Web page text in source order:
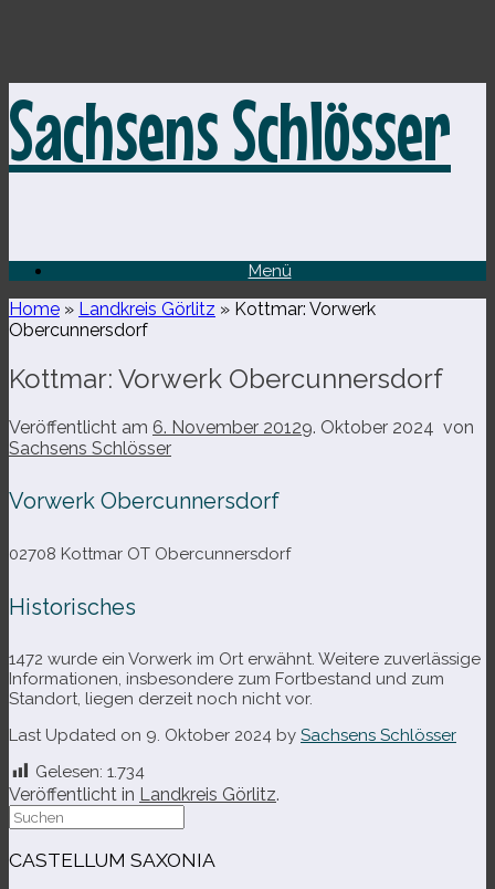
Inhalt
springen
Sachsens Schlösser
Menü
Home » Landkreis Görlitz » Kottmar: Vorwerk
Obercunnersdorf
Kottmar: Vorwerk Obercunnersdorf
Veröffentlicht am 6. November 20129. Oktober 2024 von
Sachsens Schlösser
Vorwerk Obercunnersdorf
02708 Kottmar OT Obercunnersdorf
Historisches
1472 wurde ein Vorwerk im Ort erwähnt. Weitere zuver­läs­sige
Informationen, ins­be­son­dere zum Fortbestand und zum
Standort, lie­gen der­zeit noch nicht vor.
Last Updated on 9. Oktober 2024 by Sachsens Schlösser
Gelesen: 1.734
Veröffentlicht in Landkreis Görlitz.
Suche
nach:
CASTELLUM SAXONIA